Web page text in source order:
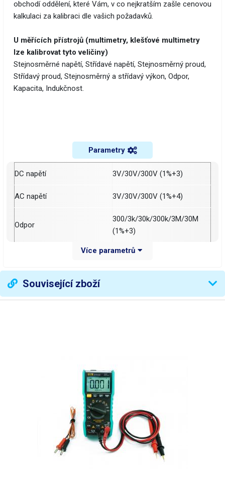
obchodí oddělení, které Vám, v co nejkratším zašle cenovou
kalkulaci za kalibraci dle vašich požadavků.
U měřících přístrojů (multimetry, klešťové multimetry
lze kalibrovat tyto veličiny)
Stejnosměrné napětí, Střídavé napětí, Stejnosměrný proud,
Střídavý proud, Stejnosměrný a střídavý výkon, Odpor,
Kapacita, Indukčnost.
Parametry
DC napětí 3V/30V/300V (1%+3)
AC napětí 3V/30V/300V (1%+4)
Odpor
300/3k/30k/300k/3M/30M
(1%+3)
3nF/30nF/300nF/3mF/30m
buzzer
20.18x26.5x181.5mm
CR2032 3V
cca 90g
Váha balení [kg]: 0.14 kg
Více parametrů
Související zboží